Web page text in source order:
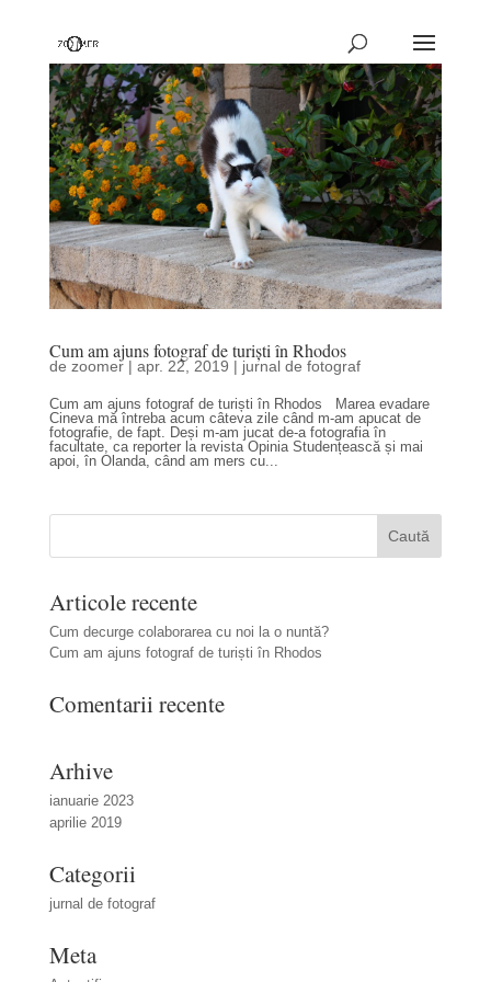
Cum am ajuns fotograf de turiști în Rhodos
de zoomer| apr. 22, 2019 | jurnal de fotograf
Cum am ajuns fotograf de turiști în Rhodos Marea evadare
Cineva mă întreba acum câteva zile când m-am apucat de
fotografie, de fapt. Deși m-am jucat de-a fotografia în
facultate, ca reporter la revista Opinia Studențească și mai
apoi, în Olanda, când am mers cu...
Articole recente
Cum decurge colaborarea cu noi la o nuntă?
Cum am ajuns fotograf de turiști în Rhodos
Comentarii recente
Arhive
ianuarie 2023
aprilie 2019
Categorii
jurnal de fotograf
Meta